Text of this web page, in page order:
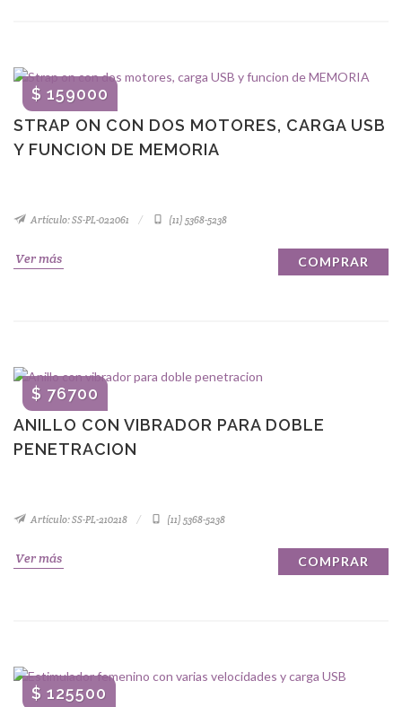
STRAP ON CON DOS MOTORES, CARGA USB
Y FUNCION DE MEMORIA
$ 159000
Artículo: SS-PL-022061 (11) 5368-5238
Ver más COMPRAR
ANILLO CON VIBRADOR PARA DOBLE
PENETRACION
$ 76700
Artículo: SS-PL-210218 (11) 5368-5238
Ver más COMPRAR
$ 125500